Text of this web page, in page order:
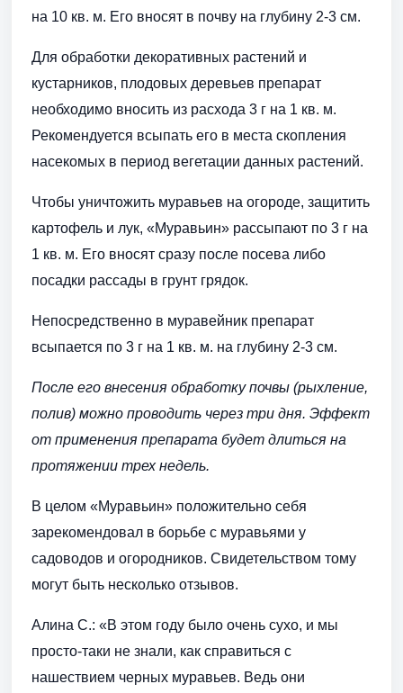
на 10 кв. м. Его вносят в почву на глубину 2-3 см.
Для обработки декоративных растений и
кустарников, плодовых деревьев препарат
необходимо вносить из расхода 3 г на 1 кв. м.
Рекомендуется всыпать его в места скопления
насекомых в период вегетации данных растений.
Чтобы уничтожить муравьев на огороде, защитить
картофель и лук, «Муравьин» рассыпают по 3 г на
1 кв. м. Его вносят сразу после посева либо
посадки рассады в грунт грядок.
Непосредственно в муравейник препарат
всыпается по 3 г на 1 кв. м. на глубину 2-3 см.
После его внесения обработку почвы (рыхление,
полив) можно проводить через три дня. Эффект
от применения препарата будет длиться на
протяжении трех недель.
В целом «Муравьин» положительно себя
зарекомендовал в борьбе с муравьями у
садоводов и огородников. Свидетельством тому
могут быть несколько отзывов.
Алина С.: «В этом году было очень сухо, и мы
просто-таки не знали, как справиться с
нашествием черных муравьев. Ведь они